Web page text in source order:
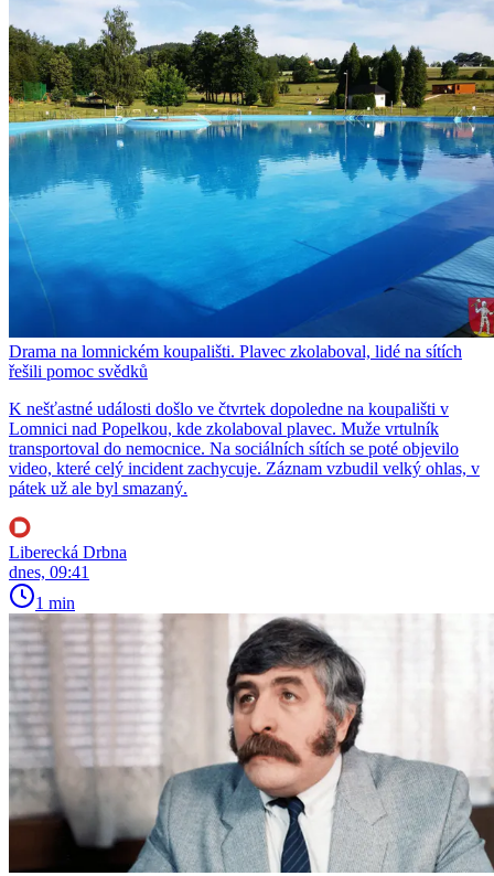
Drama na lomnickém koupališti. Plavec zkolaboval, lidé na sítích
řešili pomoc svědků
K nešťastné události došlo ve čtvrtek dopoledne na koupališti v
Lomnici nad Popelkou, kde zkolaboval plavec. Muže vrtulník
transportoval do nemocnice. Na sociálních sítích se poté objevilo
video, které celý incident zachycuje. Záznam vzbudil velký ohlas, v
pátek už ale byl smazaný.
Liberecká Drbna
dnes, 09:41
1 min